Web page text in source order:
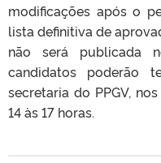
modificações após o
lista definitiva de
não será publicada
candidatos poderão
secretaria do PPGV,
14 às 17 horas.